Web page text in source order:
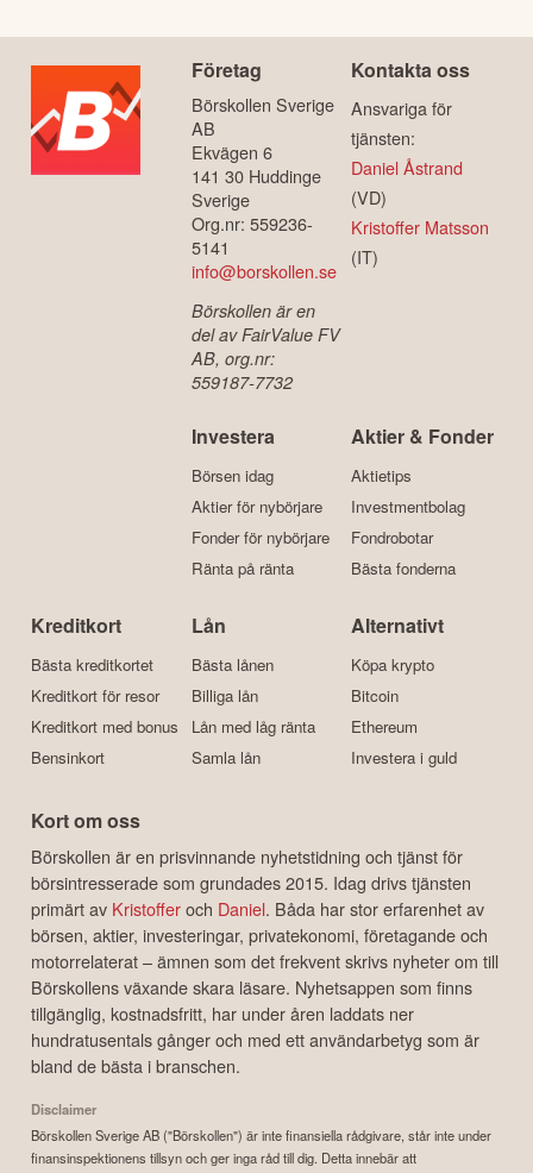
Företag
Börskollen Sverige
AB
Ekvägen 6
141 30 Huddinge
Sverige
Org.nr: 559236-
5141
info@borskollen.se
Börskollen är en
del av FairValue FV
AB, org.nr:
559187-7732
Kontakta oss
Ansvariga för
tjänsten:
Daniel Åstrand
(VD)
Kristoffer Matsson
(IT)
Investera
Börsen idag
Aktier för nybörjare
Fonder för nybörjare
Ränta på ränta
Aktier & Fonder
Aktietips
Investmentbolag
Fondrobotar
Bästa fonderna
Kreditkort
Bästa kreditkortet
Kreditkort för resor
Kreditkort med bonus
Bensinkort
Lån
Bästa lånen
Billiga lån
Lån med låg ränta
Samla lån
Alternativt
Köpa krypto
Bitcoin
Ethereum
Investera i guld
Kort om oss
Börskollen är en prisvinnande nyhetstidning och tjänst för
börsintresserade som grundades 2015. Idag drivs tjänsten
primärt av Kristofferoch Daniel. Båda har stor erfarenhet av
börsen, aktier, investeringar, privatekonomi, företagande och
motorrelaterat – ämnen som det frekvent skrivs nyheter om till
Börskollens växande skara läsare. Nyhetsappen som finns
tillgänglig, kostnadsfritt, har under åren laddats ner
hundratusentals gånger och med ett användarbetyg som är
bland de bästa i branschen.
Disclaimer
Börskollen Sverige AB ("Börskollen") är inte finansiella rådgivare, står inte under
finansinspektionens tillsyn och ger inga råd till dig. Detta innebär att